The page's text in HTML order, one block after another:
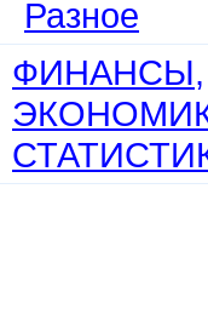
Разное
ФИНАНСЫ,